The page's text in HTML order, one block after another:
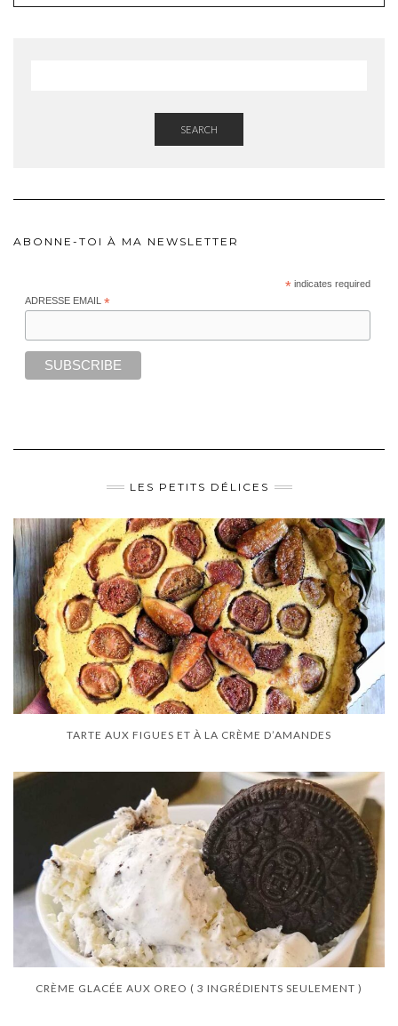
SEARCH
ABONNE-TOI À MA NEWSLETTER
*indicates required
ADRESSE EMAIL *
LES PETITS DÉLICES
TARTE AUX FIGUES ET À LA CRÈME D’AMANDES
CRÈME GLACÉE AUX OREO ( 3 INGRÉDIENTS SEULEMENT )